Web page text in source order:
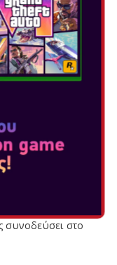
Switchστα
την πόλη,
Pokémon όπως
σε εξέλιξη στη
σε ένα μέρος που
πραγματικά να
συνοδεύσει στο